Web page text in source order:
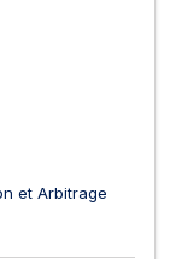
et Arbitrage